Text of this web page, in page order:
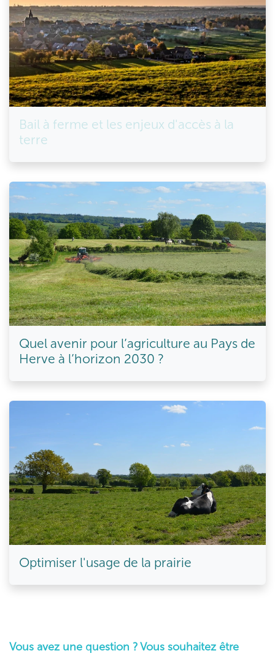
Bail à ferme et les enjeux d'accès à la
terre
Quel avenir pour l’agriculture au Pays de
Herve à l’horizon 2030 ?
Optimiser l'usage de la prairie
Vous avez une question ? Vous souhaitez être